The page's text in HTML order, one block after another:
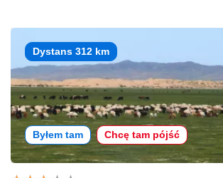
Dystans 312 km
Byłem tam Chcę tam pójść